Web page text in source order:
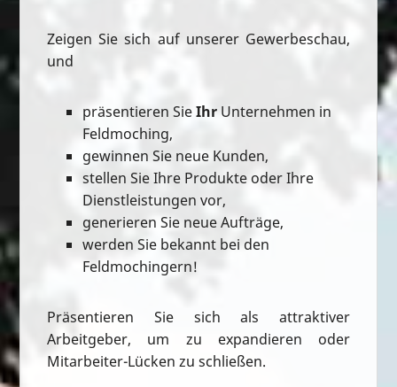
Zeigen Sie sich auf unserer Gewerbeschau,
und
präsentieren SieIhr Unternehmen in
Feldmoching,
gewinnen Sie neue Kunden,
stellen Sie Ihre Produkte oder Ihre
Dienstleistungen vor,
generieren Sie neue Aufträge,
werden Sie bekannt bei den
Feldmochingern!
Präsentieren Sie sich als attraktiver
Arbeitgeber, um zu expandieren oder
Mitarbeiter-Lücken zu schließen.